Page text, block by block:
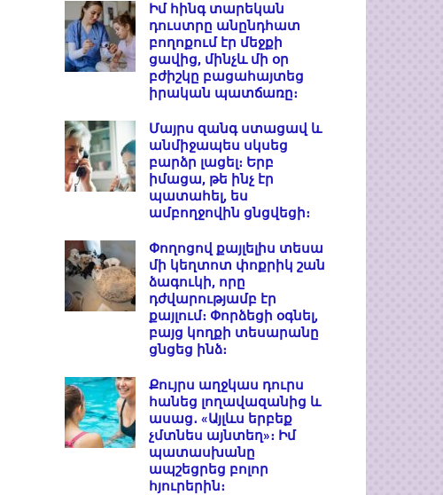
Իմ հինգ տարեկան
դուստրը անընդհատ
բողոքում էր մեջքի
ցավից, մինչև մի օր
բժիշկը բացահայտեց
իրական պատճառը։
Մայրս զանգ ստացավ և
անմիջապես սկսեց
բարձր լացել։ Երբ
իմացա, թե ինչ էր
պատահել, ես
ամբողջովին ցնցվեցի։
Փողոցով քայլելիս տեսա
մի կեղտոտ փոքրիկ շան
ձագուկի, որը
դժվարությամբ էր
քայլում։ Փորձեցի օգնել,
բայց կողքի տեսարանը
ցնցեց ինձ։
Քույրս աղջկաս դուրս
հանեց լողավազանից և
ասաց․ «Այլևս երբեք
չմտնես այնտեղ»։ Իմ
պատասխանը
ապշեցրեց բոլոր
հյուրերին։